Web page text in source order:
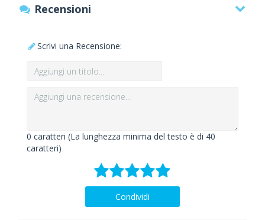
Recensioni
Scrivi una Recensione:
0 caratteri (La lunghezza minima del testo è di 40
caratteri)
Condividi